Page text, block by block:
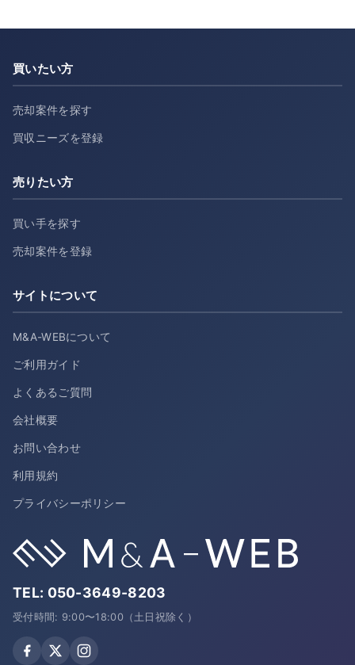
買いたい方
売却案件を探す
買収ニーズを登録
売りたい方
買い手を探す
売却案件を登録
サイトについて
M&A-WEBについて
ご利用ガイド
よくあるご質問
会社概要
お問い合わせ
利用規約
プライバシーポリシー
TEL: 050-3649-8203
受付時間: 9:00〜18:00（土日祝除く）